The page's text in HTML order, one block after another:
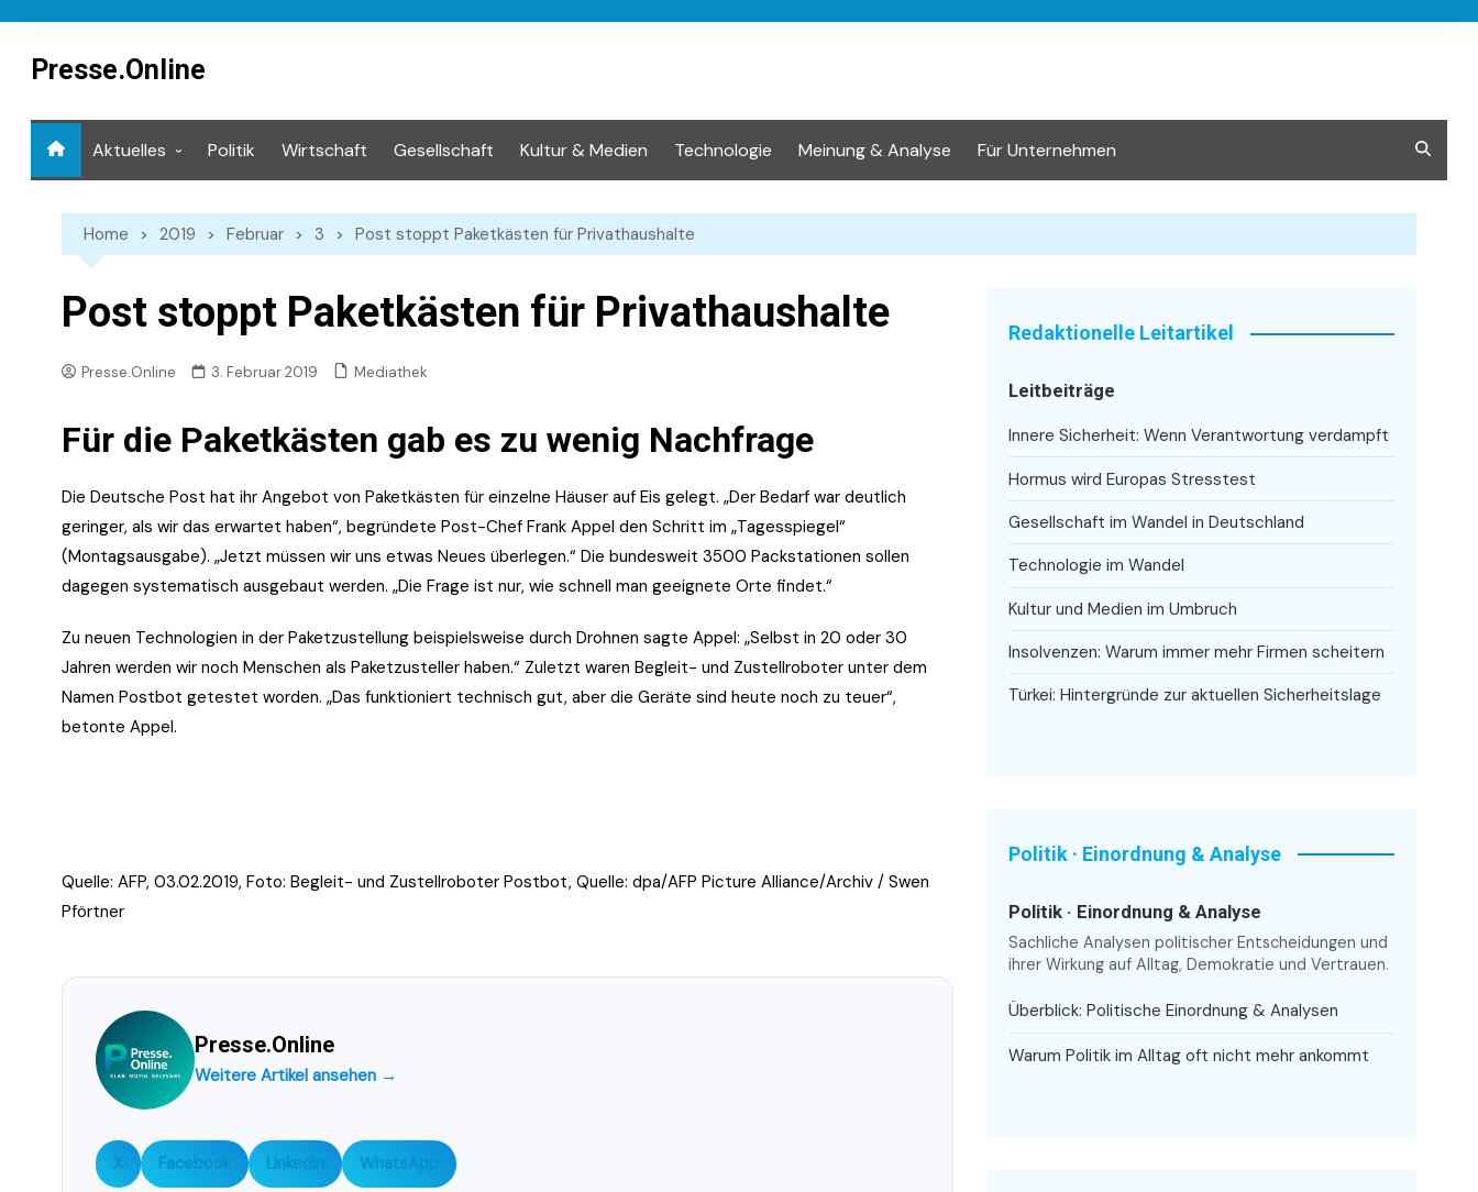
contentPresse.Online
Aktuelles Politik Wirtschaft Gesellschaft Kultur & Medien Technologie Meinung & Analyse Für Unternehmen
Home 2019 Februar 3 Post stoppt Paketkästen für Privathaushalte
Post stoppt Paketkästen für Privathaushalte
Presse.Online 3. Februar 2019 Mediathek
Für die Paketkästen gab es zu wenig Nachfrage
Die Deutsche Post hat ihr Angebot von Paketkästen für einzelne Häuser auf Eis gelegt. „Der Bedarf war deutlich
geringer, als wir das erwartet haben“, begründete Post-Chef Frank Appel den Schritt im „Tagesspiegel“
(Montagsausgabe). „Jetzt müssen wir uns etwas Neues überlegen.“ Die bundesweit 3500 Packstationen sollen
dagegen systematisch ausgebaut werden. „Die Frage ist nur, wie schnell man geeignete Orte findet.“
Zu neuen Technologien in der Paketzustellung beispielsweise durch Drohnen sagte Appel: „Selbst in 20 oder 30
Jahren werden wir noch Menschen als Paketzusteller haben.“ Zuletzt waren Begleit- und Zustellroboter unter dem
Namen Postbot getestet worden. „Das funktioniert technisch gut, aber die Geräte sind heute noch zu teuer“,
betonte Appel.
Quelle: AFP, 03.02.2019, Foto: Begleit- und Zustellroboter Postbot, Quelle: dpa/AFP Picture Alliance/Archiv / Swen
Pförtner
Presse.Online
Weitere Artikel ansehen →
X Facebook LinkedIn WhatsApp
Redaktionelle Leitartikel
Leitbeiträge
Innere Sicherheit: Wenn Verantwortung verdampft
Hormus wird Europas Stresstest
Gesellschaft im Wandel in Deutschland
Technologie im Wandel
Kultur und Medien im Umbruch
Insolvenzen: Warum immer mehr Firmen scheitern
Türkei: Hintergründe zur aktuellen Sicherheitslage
Politik · Einordnung & Analyse
Politik · Einordnung & Analyse
Sachliche Analysen politischer Entscheidungen und
ihrer Wirkung auf Alltag, Demokratie und Vertrauen.
Überblick: Politische Einordnung & Analysen
Warum Politik im Alltag oft nicht mehr ankommt